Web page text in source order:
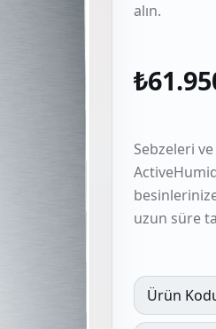
alın.
Sebzeleri
uzun süre
Ürün